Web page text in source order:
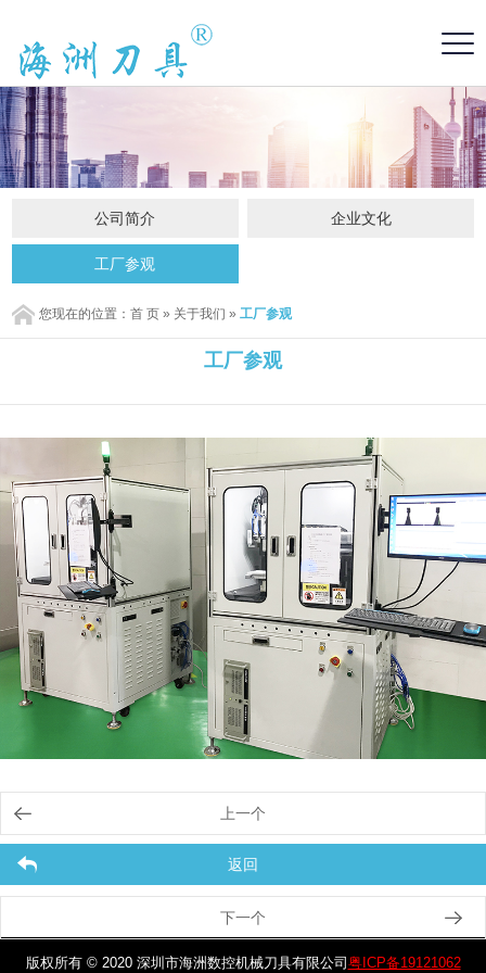
公司简介 企业文化
工厂参观
您现在的位置：首 页 » 关于我们 »工厂参观
工厂参观
上一个
返回
下一个
版权所有 © 2020 深圳市海洲数控机械刀具有限公司 粤ICP备19121062